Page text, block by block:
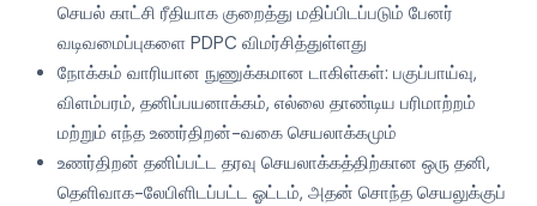
செயல் காட்சி ரீதியாக குறைத்து மதிப்பிடப்படும் பேனர்
வடிவமைப்புகளை PDPC விமர்சித்துள்ளது
நோக்கம் வாரியான நுணுக்கமான டாகிள்கள்: பகுப்பாய்வு,
விளம்பரம், தனிப்பயனாக்கம், எல்லை தாண்டிய பரிமாற்றம்
மற்றும் எந்த உணர்திறன்-வகை செயலாக்கமும்
உணர்திறன் தனிப்பட்ட தரவு செயலாக்கத்திற்கான ஒரு தனி,
தெளிவாக-லேபிளிடப்பட்ட ஓட்டம், அதன் சொந்த செயலுக்குப்